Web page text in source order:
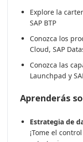
Explore la
SAP BTP
Conozca los
Cloud, SAP
Conozca las
Launchpad y
Aprenderás
Estrategia de
¡Tome el